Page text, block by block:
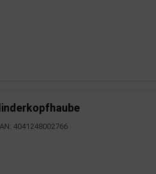
4041248002766